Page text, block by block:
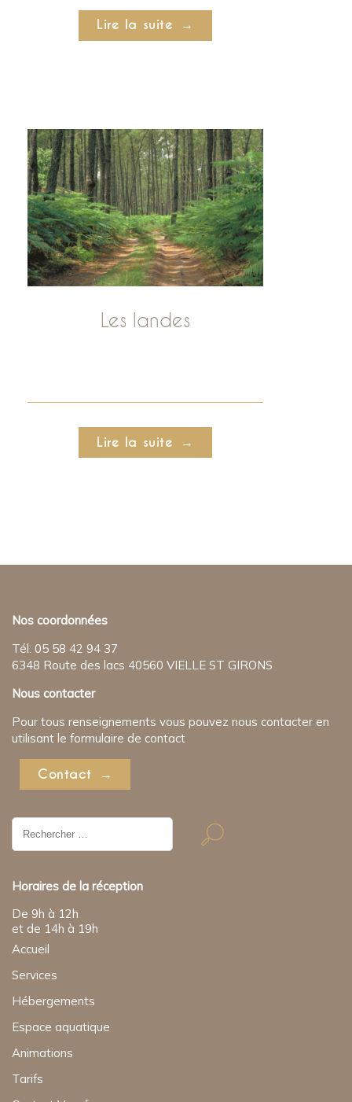
Lire la suite
Les landes
Lire la suite
Nos coordonnées
Tél: 05 58 42 94 37
6348 Route des lacs 40560 VIELLE ST GIRONS
Nous contacter
Pour tous renseignements vous pouvez nous contacter en
utilisant le formulaire de contact
Contact
Résultat
de
recherche
Horaires de la réception
De 9h à 12h
et de 14h à 19h
Accueil
Services
Hébergements
Espace aquatique
Animations
Tarifs